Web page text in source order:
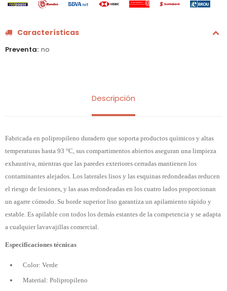
Características
Preventa no
Descripción
Fabricada en polipropileno duradero que soporta productos químicos y altas
temperaturas hasta 93 °C, sus compartimentos abiertos aseguran una limpieza
exhaustiva, mientras que las paredes exteriores cerradas mantienen los
contaminantes alejados. Los laterales lisos y las esquinas redondeadas reducen
el riesgo de lesiones, y las asas redondeadas en los cuatro lados proporcionan
un agarre cómodo. Su borde superior liso garantiza un apilamiento rápido y
estable. Es apilable con todos los demás estantes de la competencia y se adapta
a cualquier lavavajillas comercial.
Especificaciones técnicas
Color: Verde
Material: Polipropileno